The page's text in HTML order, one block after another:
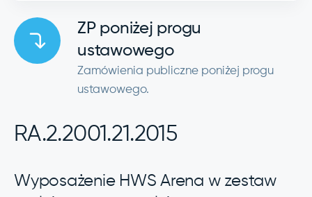
ZP poniżej progu
ustawowego
Zamówienia publiczne poniżej progu
ustawowego.
RA.2.2001.21.2015
Wyposażenie HWS Arena w zestaw